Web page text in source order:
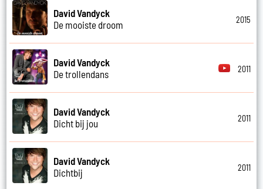
David Vandyck
De mooiste droom
2015
David Vandyck
De trollendans
2011
David Vandyck
Dicht bij jou
2011
David Vandyck
Dichtbij
2011